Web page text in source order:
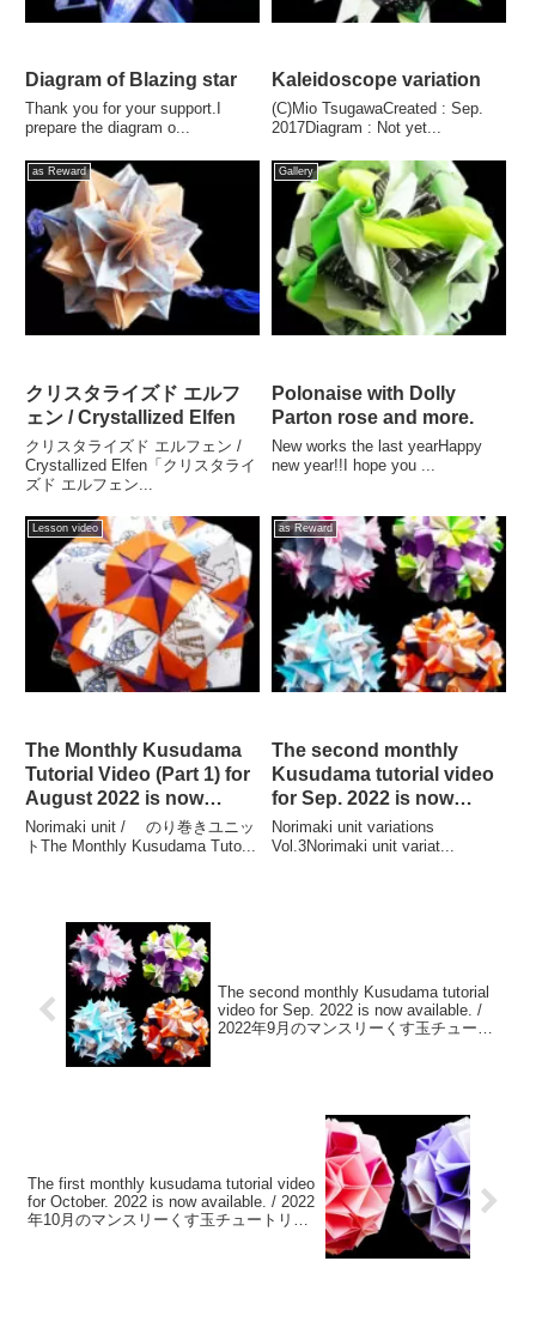
Diagram of Blazing star
Thank you for your support.I
prepare the diagram o...
Kaleidoscope variation
(C)Mio TsugawaCreated : Sep.
2017Diagram : Not yet...
as Reward
クリスタライズド エルフ
ェン / Crystallized Elfen
クリスタライズド エルフェン /
Crystallized Elfen「クリスタライ
ズド エルフェン...
Gallery
Polonaise with Dolly
Parton rose and more.
New works the last yearHappy
new year!!I hope you ...
Lesson video
The Monthly Kusudama
Tutorial Video (Part 1) for
August 2022 is now
available! / 2022年8月のマ
ンスリーくす玉チュートリ
Norimaki unit / のり巻きユニッ
トThe Monthly Kusudama Tuto...
as Reward
The second monthly
Kusudama tutorial video
for Sep. 2022 is now
available. / 2022年9月のマ
ンスリーくす玉チュートリ
Norimaki unit variations
Vol.3Norimaki unit variat...
The second monthly Kusudama tutorial
video for Sep. 2022 is now available. /
2022年9月のマンスリーくす玉チュートリ
The first monthly kusudama tutorial video
for October. 2022 is now available. / 2022
年10月のマンスリーくす玉チュートリア